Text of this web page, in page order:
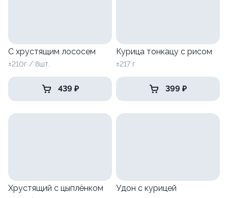
С хрустящим лососем
±210г / 8шт.
439 ₽
Курица тонкацу с рисом
±217 г
399 ₽
Хрустящий с цыплёнком Удон с курицей